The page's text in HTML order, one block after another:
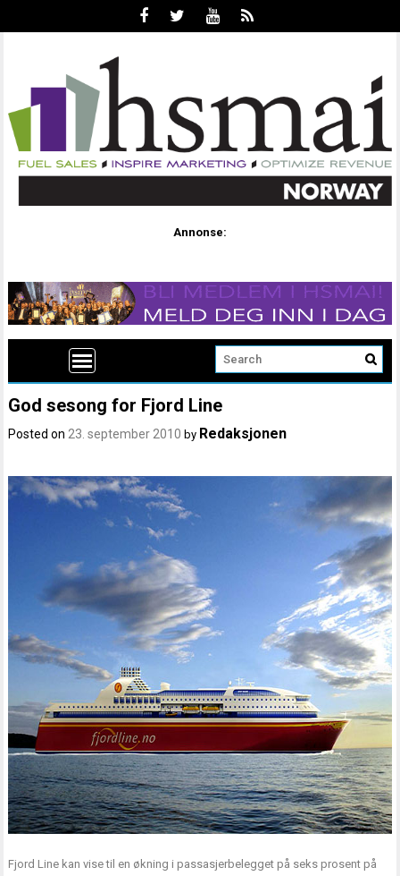
Annonse:
God sesong for Fjord Line
Posted on23. september 2010 by Redaksjonen
Fjord Line kan vise til en økning i passasjerbelegget på seks prosent på